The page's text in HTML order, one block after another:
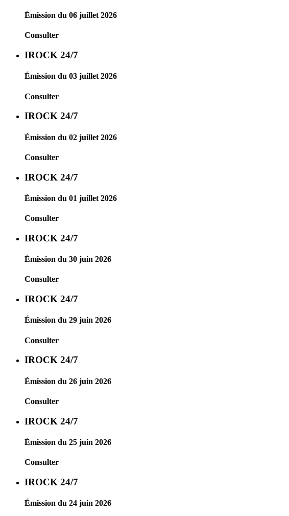
Émission du 06 juillet 2026
Consulter
IROCK 24/7
Émission du 03 juillet 2026
Consulter
IROCK 24/7
Émission du 02 juillet 2026
Consulter
IROCK 24/7
Émission du 01 juillet 2026
Consulter
IROCK 24/7
Émission du 30 juin 2026
Consulter
IROCK 24/7
Émission du 29 juin 2026
Consulter
IROCK 24/7
Émission du 26 juin 2026
Consulter
IROCK 24/7
Émission du 25 juin 2026
Consulter
IROCK 24/7
Émission du 24 juin 2026